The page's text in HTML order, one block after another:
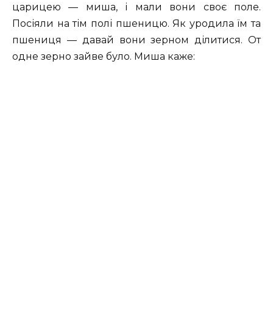
царицею — миша, і мали вони своє поле.
Посіяли на тім полі пшеницю. Як уродила їм та
пшениця — давай вони зерном ділитися. От
одне зерно зайве було. Миша каже: